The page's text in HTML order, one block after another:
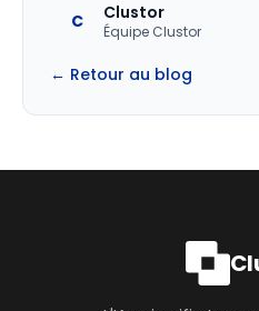
C Clustor
Équipe Clustor
← Retour au blog